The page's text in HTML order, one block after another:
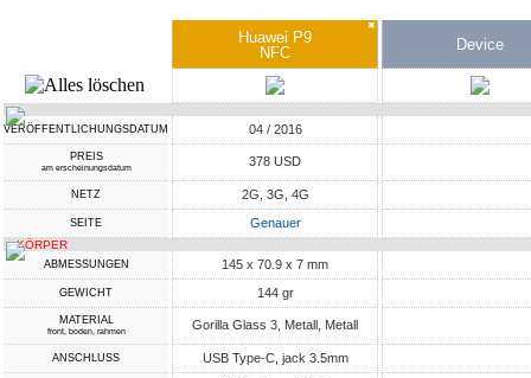
✖
Huawei P9
NFC
Device
VERÖFFENTLICHUNGSDATUM 04 / 2016
PREIS
am erscheinungsdatum 378 USD
NETZ 2G, 3G, 4G
SEITE Genauer
KÖRPER
ABMESSUNGEN 145 x 70.9 x 7 mm
GEWICHT 144 gr
MATERIAL
front, boden, rahmen Gorilla Glass 3, Metall, Metall
ANSCHLUSS USB Type-C, jack 3.5mm